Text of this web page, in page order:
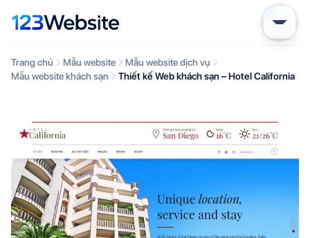
Trang chủ Mẫu website
Mẫu website dịch vụ
Mẫu website khách sạn
Thiết kế Web khách sạn – Hotel California